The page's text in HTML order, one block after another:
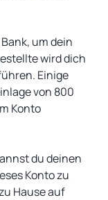
um dein
wird dich
Einige
von 800
Konto
du deinen
Konto zu
Hause auf